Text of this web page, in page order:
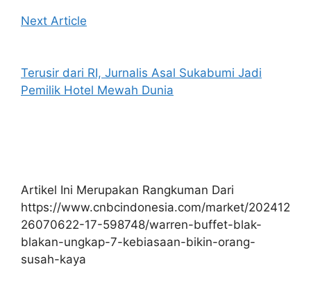
Next Article
Terusir dari RI, Jurnalis Asal Sukabumi Jadi
Pemilik Hotel Mewah Dunia
Artikel Ini Merupakan Rangkuman Dari
https://www.cnbcindonesia.com/market/202412
26070622-17-598748/warren-buffet-blak-
blakan-ungkap-7-kebiasaan-bikin-orang-
susah-kaya